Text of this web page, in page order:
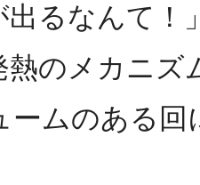
出るなんて
熱のメカニズ
ームのある回